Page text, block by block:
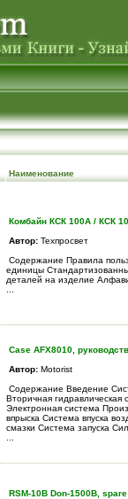
Наименование
Комбайн КСК 100A / КСК
Автор: Техпросвет
Содержание Правила
единицы
деталей на изделие
Case AFX8010,
Автор: Motorist
Содержание Введение
Вторичная гидравлическая
Электронная система
впрыска Система впуска
смазки Система запуска
RSM-10B Don-1500B,